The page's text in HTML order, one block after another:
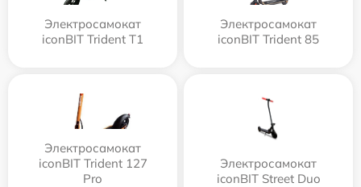
Электросамокат
iconBIT Trident T1
Электросамокат
iconBIT Trident 85
Электросамокат
iconBIT Trident 127
Pro
Электросамокат
iconBIT Street Duo